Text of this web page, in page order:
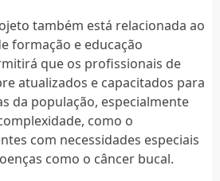
também está relacionada ao
formação e educação
que os profissionais de
atualizados e capacitados para
da população, especialmente
como o
com necessidades especiais
como o câncer bucal.